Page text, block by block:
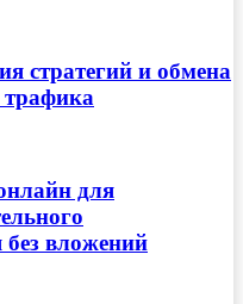
стратегий и обмена
для
вложений